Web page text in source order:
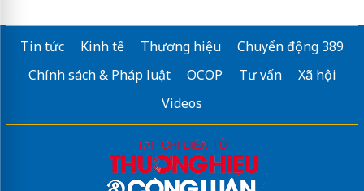
Tin tức Kinh tế Thương hiệu
Chuyển động 389
Chính sách & Pháp luật
OCOP Tư vấn
Xã hội
Videos